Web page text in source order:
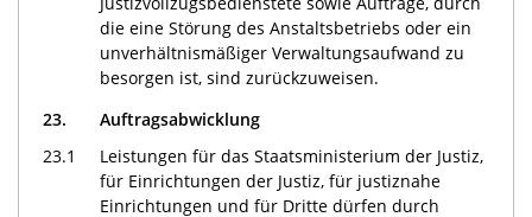
die eine Störung des Anstaltsbetriebs oder ein
unverhältnismäßiger Verwaltungsaufwand zu
besorgen ist, sind zurückzuweisen.
23.
Auftragsabwicklung
23.1
Leistungen für das Staatsministerium der Justiz,
für Einrichtungen der Justiz, für justiznahe
Einrichtungen und für Dritte dürfen durch